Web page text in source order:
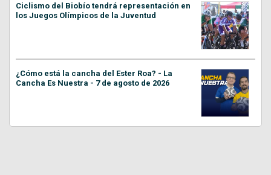
Ciclismo del Biobío tendrá representación en
los Juegos Olímpicos de la Juventud
¿Cómo está la cancha del Ester Roa? - La
Cancha Es Nuestra - 7 de agosto de 2026